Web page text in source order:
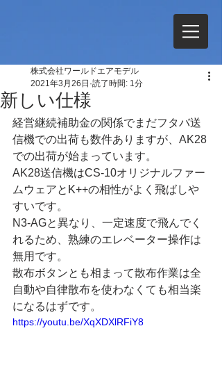
新しい仕様
株式会社ワールドエアモデル
2021年3月26日 読了時間: 1分
経営継続補助金の関係でまだフタバ送
信機での出荷も数件ありますが、AK28
での出荷が始まっています。
AK28送信機はCS-10オリジナルファー
ムウェアとK++の相性がよく飛ばしや
すいです。
N3-AGと異なり、一定速度で飛んでく
れるため、熟練のエレベーター操作は
無用です。
散布ボタンとも相まって散布作業は全
自動や自律散布を使わなくても相当楽
になるはずです。
https://youtu.be/XqXDXlRFiY8